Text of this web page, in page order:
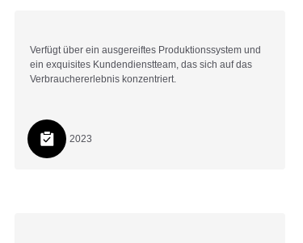
2023
Verfügt über ein ausgereiftes Produktionssystem und
ein exquisites Kundendienstteam, das sich auf das
Verbrauchererlebnis konzentriert.